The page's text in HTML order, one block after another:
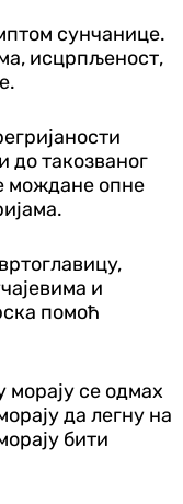
сунчанице.
исцрпљеност,
такозваног
мождане опне
и
помоћ
се одмах
да легну на
бити